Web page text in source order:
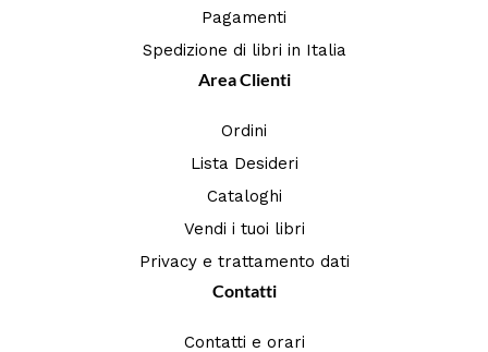
Pagamenti
Spedizione di libri in Italia
Area Clienti
Ordini
Lista Desideri
Cataloghi
Vendi i tuoi libri
Privacy e trattamento dati
Contatti
Contatti e orari